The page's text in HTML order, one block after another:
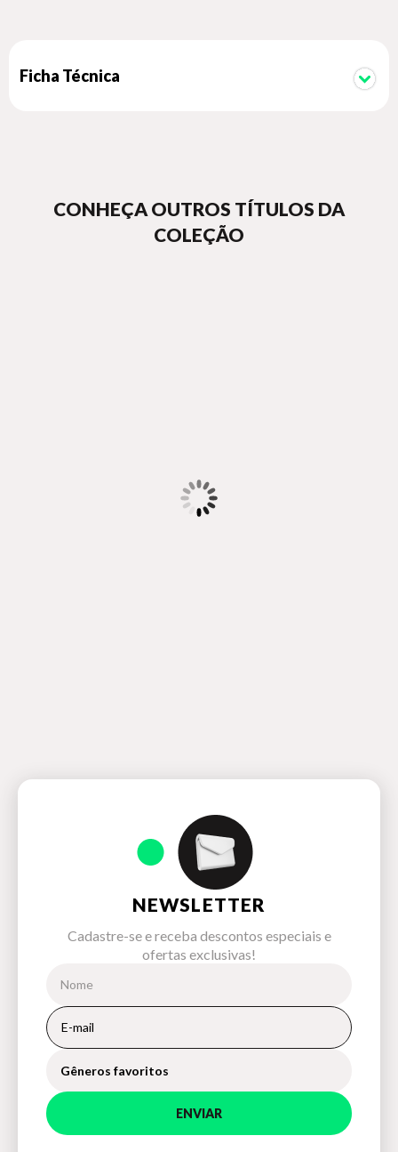
Ficha Técnica
CONHEÇA OUTROS TÍTULOS DA
COLEÇÃO
NEWSLETTER
Cadastre-se e receba descontos especiais e
ofertas exclusivas!
Gêneros favoritos
ENVIAR